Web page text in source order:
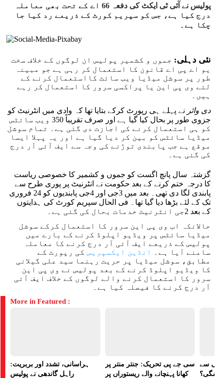
پولیس نے آئی ٹی ایکٹ کی دفعہ 66 اے کے تحت بھی معاملہ
درج کیا ہے، جس کو سپریم کورٹ کے ذریعے رد کیا جا
چکا ہے۔
نئی دہلی: جموں و کشمیر پولیس ان لوگوں کے خلاف سخت
یو اے پی اے قانون کا استعمال کر رہی ہے جو مبینہ
طور پر سوشل میڈیا ویب سائٹ کااستعمال کرنے کے
لئے وی پی این یا پراکسی سرور کا استعمال کر رہے
ہیں۔
دی وائر نے پہلے ہی رپورٹ کرکے بتایا تھا کہ وادی میں انٹرنیٹ کو
جزوی طور پر بحال کیا گیا ہے اور صرف تقریباً 350 ویب سائٹس
کو ہی استعمال کرنے کی اجازت دی گئی ہے۔ تمام سوشل
میڈیا سائٹس کو بین کر دیا گیا ہے اور یہ پہلا ایسا
موقع ہے جب پابندی توڑنے کی وجہ سے ایف آئی آر درج
کی گئی ہے۔
گزشتہ سال پانچ اگست کو جموں و کشمیر کا خصوصی ریاست
کا درجہ ختم کرنے کے بعد حکومت نے انٹرنیٹ پر پوری طرح سے
پابندی لگا دی تھی۔ بعد میں 3جی اور 4جی پابندیوں کو 24 فروری
تک کے لئے بڑھا دیا گیا تھا۔ فی الحال سپریم کورٹ کی ہدایتوں
کے بعد 2جی انٹرنیٹ خدمات بحال کی گئی ہے۔
حالانکہ اب وی پی این سرور کا استعمال کرکے سوشل
میڈیا سائٹس پر ویڈیو اپلوڈ کرنے کے بارے میں
پولیس کے ذریعے ایف آئی آر درج کرنے کا معاملہ
سامنے آیا ہے۔
انڈین ایکسپریس کی رپورٹ کے
مطابق، سوشل میڈیا پر حریت رہنما سید علی گیلانی
کا ویڈیو اپلوڈ کرنے کے بعد پولیس نے وی پی این
سرور کا استعمال کرنے والے لوگوں کے خلاف ایف آئی
آر درج کرنے کا فیصلہ کیا ہے۔
More in Featured :
ہراسانی، تشدد اور بربریت:
راہل گاندھی نے پولیس
سی جے پی تحریک: جنتر منتر پر
کھانا پہنچانے والے ریستوراں پر
سے